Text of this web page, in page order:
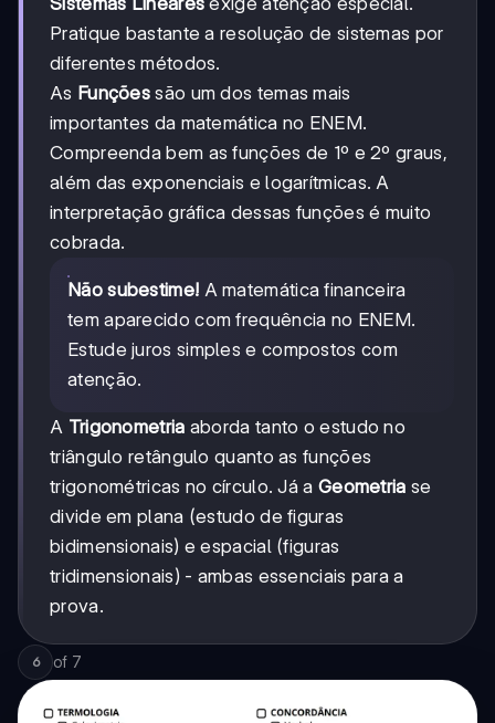
Pratique bastante a resolução de sistemas por
diferentes métodos.
As Funções são um dos temas mais
importantes da matemática no ENEM.
Compreenda bem as funções de 1º e 2º graus,
além das exponenciais e logarítmicas. A
interpretação gráfica dessas funções é muito
cobrada.
Não subestime! A matemática financeira
tem aparecido com frequência no ENEM.
Estude juros simples e compostos com
atenção.
A Trigonometria aborda tanto o estudo no
triângulo retângulo quanto as funções
trigonométricas no círculo. Já a Geometria se
divide em plana (estudo de figuras
bidimensionais) e espacial (figuras
tridimensionais) - ambas essenciais para a
prova.
6 of 7